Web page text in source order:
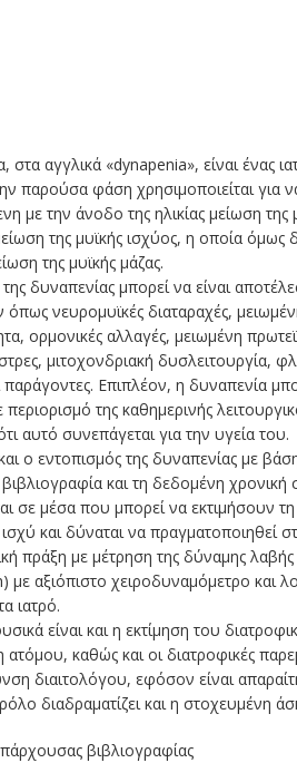
στα αγγλικά «dynapenia», είναι ένας
παρούσα φάση χρησιμοποιείται για
με την άνοδο της ηλικίας μείωση της
της μυϊκής ισχύος, η οποία
της μυϊκής μάζας.
δυναπενίας μπορεί να είναι
νευρομυϊκές διαταραχές,
ορμονικές αλλαγές, μειωμένη
μιτοχονδριακή δυσλειτουργία,
παράγοντες. Επιπλέον, η δυναπενία
της καθημερινής
αυτό συνεπάγεται για την υγεία του.
ο εντοπισμός της δυναπενίας με
και τη δεδομένη χρονική
σε μέσα που μπορεί να εκτιμήσουν
ισχύ και δύναται να πραγματοποιηθεί
πράξη με μέτρηση της δύναμης
με αξιόπιστο χειροδυναμόμετρο και
ιατρό.
είναι και η εκτίμηση του
ατόμου, καθώς και οι διατροφικές
διαιτολόγου, εφόσον είναι
διαδραματίζει και η στοχευμένη
βιβλιογραφίας